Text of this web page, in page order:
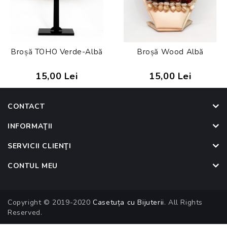
Broșă TOHO Verde-Albă
15,00 Lei
Broșă Wood Albă
15,00 Lei
CONTACT
INFORMAŢII
SERVICII CLIENŢI
CONTUL MEU
Copyright © 2019-2020Casetuța cu Bijuterii. All Rights
Reserved.